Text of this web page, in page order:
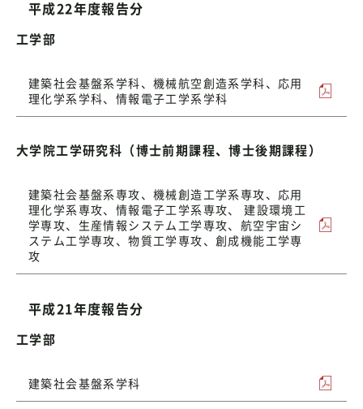
平成22年度報告分
工学部
建築社会基盤系学科、機械航空創造系学科、応用
理化学系学科、情報電子工学系学科
大学院工学研究科（博士前期課程、博士後期課程）
建築社会基盤系専攻、機械創造工学系専攻、応用
理化学系専攻、情報電子工学系専攻、 建設環境工
学専攻、生産情報システム工学専攻、航空宇宙シ
ステム工学専攻、物質工学専攻、創成機能工学専
攻
平成21年度報告分
工学部
建築社会基盤系学科